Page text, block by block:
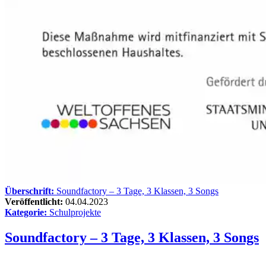
Überschrift: Soundfactory – 3 Tage, 3 Klassen, 3 Songs
Veröffentlicht: 04.04.2023
Kategorie: Schulprojekte
Soundfactory – 3 Tage, 3 Klassen, 3 Songs